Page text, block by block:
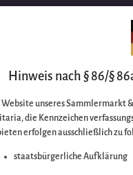
Hinweis nach § 86/§
Website unseres Sammlermarkt
die Kennzeichen
erfolgen ausschließlich zu
staatsbürgerliche Aufklärung